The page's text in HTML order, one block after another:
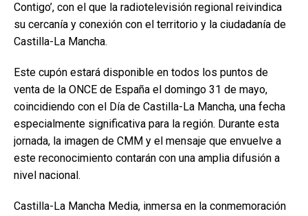
Contigo’, con el que la radiotelevisión regional reivindica
su cercanía y conexión con el territorio y la ciudadanía de
Castilla-La Mancha.
Este cupón estará disponible en todos los puntos de
venta de la ONCE de España el domingo 31 de mayo,
coincidiendo con el Día de Castilla-La Mancha, una fecha
especialmente significativa para la región. Durante esta
jornada, la imagen de CMM y el mensaje que envuelve a
este reconocimiento contarán con una amplia difusión a
nivel nacional.
Castilla-La Mancha Media, inmersa en la conmemoración